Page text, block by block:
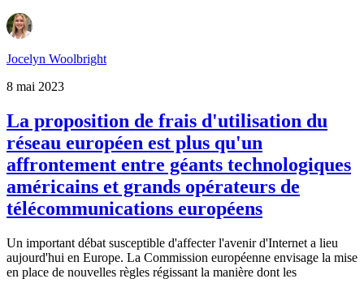
Jocelyn Woolbright
8 mai 2023
La proposition de frais d'utilisation du
réseau européen est plus qu'un
affrontement entre géants technologiques
américains et grands opérateurs de
télécommunications européens
Un important débat susceptible d'affecter l'avenir d'Internet a lieu
aujourd'hui en Europe. La Commission européenne envisage la mise
en place de nouvelles règles régissant la manière dont les